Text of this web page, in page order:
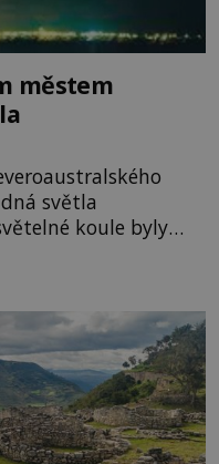
městem
světla
během nichž se
Svědek, který
Záhadný